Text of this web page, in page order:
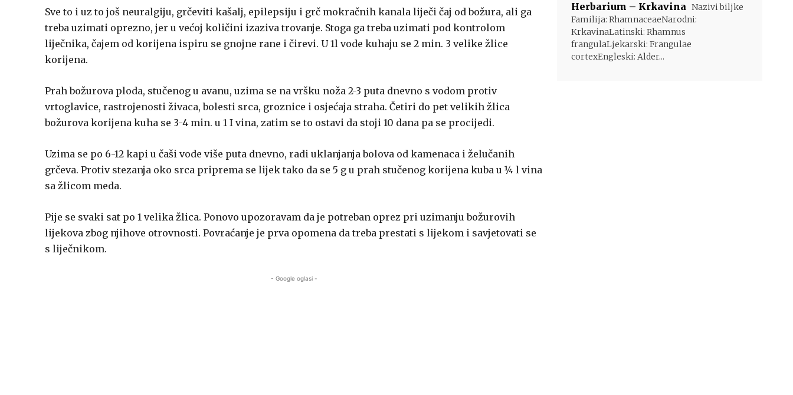
Sve to i uz to još neuralgiju, grčeviti kašalj, epilepsiju i grč mokračnih kanala liječi čaj od božura, ali ga
treba uzimati oprezno, jer u većoj količini izaziva trovanje. Stoga ga treba uzimati pod kontrolom
liječnika, čajem od korijena ispiru se gnojne rane i čirevi. U 1l vode kuhaju se 2 min. 3 velike žlice
korijena.
Prah božurova ploda, stučenog u avanu, uzima se na vršku noža 2-3 puta dnevno s vodom protiv
vrtoglavice, rastrojenosti živaca, bolesti srca, groznice i osjećaja straha. Četiri do pet velikih žlica
božurova korijena kuha se 3-4 min. u 1 I vina, zatim se to ostavi da stoji 10 dana pa se procijedi.
Uzima se po 6-12 kapi u čaši vode više puta dnevno, radi uklanjanja bolova od kamenaca i želučanih
grčeva. Protiv stezanja oko srca priprema se lijek tako da se 5 g u prah stučenog korijena kuba u ¼ l vina
sa žlicom meda.
Pije se svaki sat po 1 velika žlica. Ponovo upozoravam da je potreban oprez pri uzimanju božurovih
lijekova zbog njihove otrovnosti. Povraćanje je prva opomena da treba prestati s lijekom i savjetovati se
s liječnikom.
- Google oglasi -
Herbarium – Krkavina Nazivi biljke
Familija: RhamnaceaeNarodni:
KrkavinaLatinski: Rhamnus
frangulaLjekarski: Frangulae
cortexEngleski: Alder...